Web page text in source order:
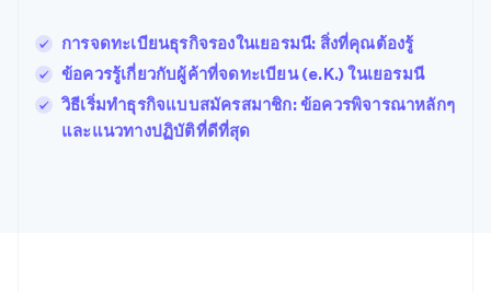
การจดทะเบียนธุรกิจรองในเยอรมนี: สิ่งที่คุณต้องรู้
ข้อควรรู้เกี่ยวกับผู้ค้าที่จดทะเบียน (e.K.) ในเยอรมนี
วิธีเริ่มทําธุรกิจแบบสมัครสมาชิก: ข้อควรพิจารณาหลักๆ
และแนวทางปฏิบัติที่ดีที่สุด
ฟินแลนด์
มอลตา
English
มาเลเซีย
简体中文